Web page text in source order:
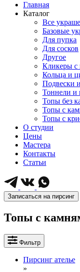
Главная
Каталог
Все
Базовые
Для пупка
Для сосков
Другое
Кликеры с
Кольца и
Подвески
Тоннели и
Топы без
Топы с
Топы с
О студии
Цены
Мастера
Контакты
Статьи
Записаться на пирсинг
Топы с
Фильтр
Пирсинг ателье
»